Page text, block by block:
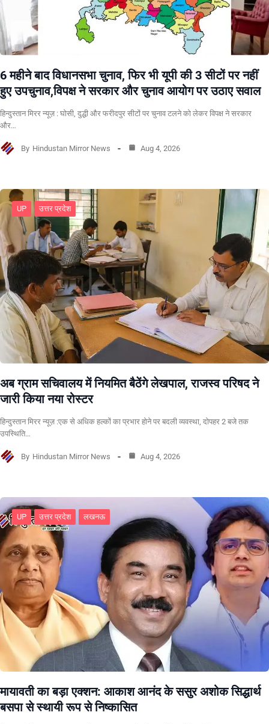
6 महीने बाद विधानसभा चुनाव, फिर भी यूपी की 3 सीटों पर नहीं
हुए उपचुनाव,विपक्ष ने सरकार और चुनाव आयोग पर उठाए सवाल
हिन्दुस्तान मिरर न्यूज़ : घोसी, दुद्धी और फरीदपुर सीटों पर चुनाव टलने को लेकर विपक्ष ने सरकार
और…
By Hindustan Mirror News Aug 4, 2026
UP उत्तर प्रदेश
अब ग्राम सचिवालय में नियमित बैठेंगे लेखपाल, राजस्व परिषद ने
जारी किया नया रोस्टर
हिन्दुस्तान मिरर न्यूज़ :एक से अधिक हल्कों का प्रभार होने पर बदली व्यवस्था, दोपहर 2 बजे तक
उपस्थिति…
By Hindustan Mirror News Aug 4, 2026
UP उत्तर प्रदेश लखनऊ
मायावती का बड़ा एक्शन: आकाश आनंद के ससुर अशोक सिद्धार्थ
बसपा से स्थायी रूप से निष्कासित